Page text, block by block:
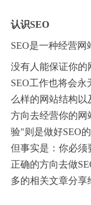
认识SEO
SEO是一种经营网
没有人能保证你的
SEO工作也将会
么样的网站结构以
方向去经营你的
验"则是做好SEO
但事实是：你必须
正确的方向去做
多的相关文章分享